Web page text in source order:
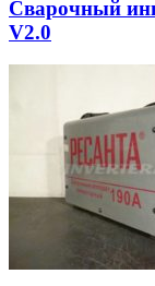
Сварочный
V2.0